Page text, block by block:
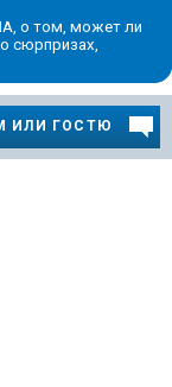
о том, может ли
сюрпризах,
ИЛИ ГОСТЮ